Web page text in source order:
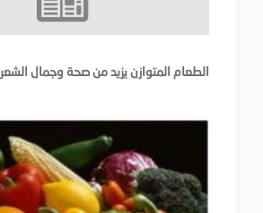
الطعام المتوازن يزيد من صحة وجمال الشعر